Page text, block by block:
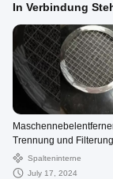
In Verbindung
Trennung und
Flüssigkeit
Spalteninterne
July 17, 2024